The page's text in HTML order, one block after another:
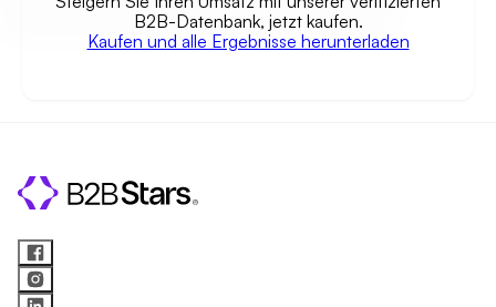
B2B-Datenbank, jetzt kaufen.
Kaufen und alle Ergebnisse herunterladen